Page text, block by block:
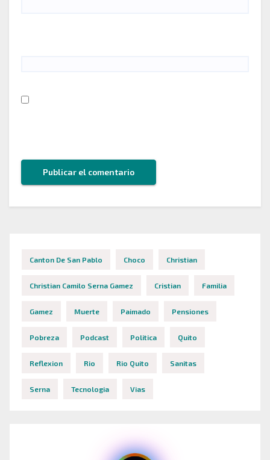
Canton De San Pablo Choco Christian
Christian Camilo Serna Gamez Cristian Familia
Gamez Muerte Paimado Pensiones
Pobreza Podcast Politica Quito
Reflexion Rio Rio Quito Sanitas
Serna Tecnologia Vias